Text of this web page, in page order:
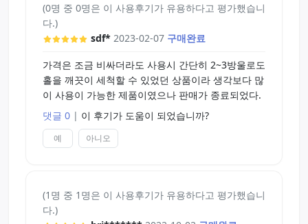
을거임
(0명 중 0명은 이 사용후기가 유용하다고 평가했습니
다.)
sdf* 2023-02-07 구매완료
가격은 조금 비싸더라도 사용시 간단히 2~3방울로도
홀을 깨끗이 세척할 수 있었던 상품이라 생각보다 많
이 사용이 가능한 제품이였으나 판매가 종료되었다.
댓글 0 | 이 후기가 도움이 되었습니까?
예 아니오
(1명 중 1명은 이 사용후기가 유용하다고 평가했습니
다.)